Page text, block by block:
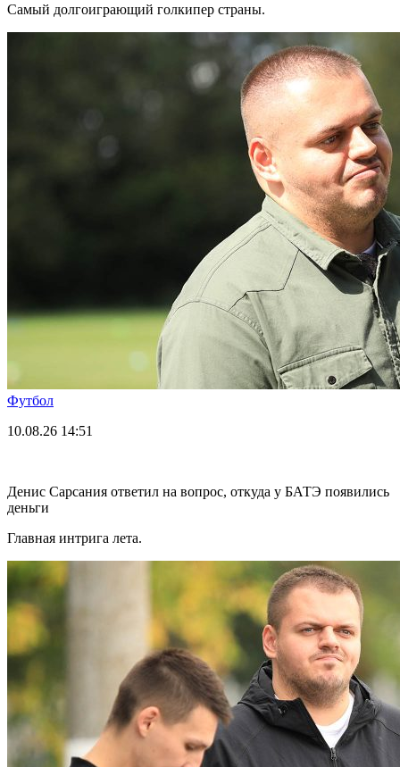
Самый долгоиграющий голкипер страны.
Футбол
10.08.26 14:51
Денис Сарсания ответил на вопрос, откуда у БАТЭ появились
деньги
Главная интрига лета.